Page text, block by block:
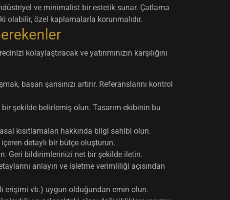
ve minimalist bir estetik sunar. Çatlama
olabilir, özel kaplamalarla korunmalıdır.
kolaylaştıracak ve yatırımınızın karşılığını
başarı şansınızı artırır. Referanslarını kontrol
şekilde belirlemiş olun. Tasarım ekibinin bu
kısıtlamaları hakkında bilgi sahibi olun.
detaylı bir bütçe oluşturun.
Geri bildirimlerinizi net bir şekilde iletin.
anlayın ve işletme verimliliği açısından
erişimi vb.) uygun olduğundan emin olun.